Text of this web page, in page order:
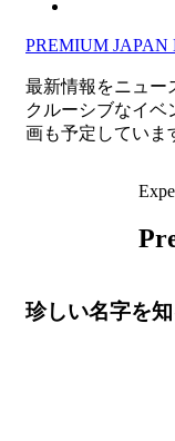
PREMIUM JAPAN
最新情報をニュー
クルーシブなイベ
画も予定していま
珍しい名字を